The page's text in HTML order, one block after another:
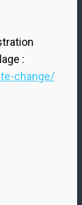
:
change/